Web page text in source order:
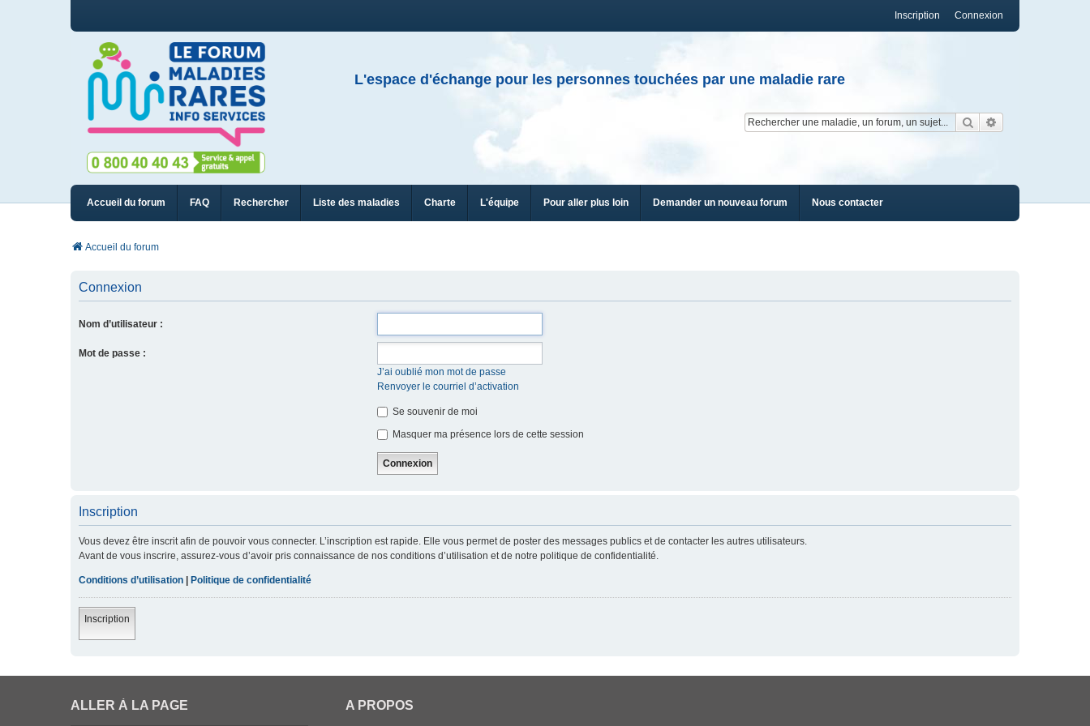
Connexion
Inscription
L'espace d'échange pour les personnes touchées par une maladie rare
Rechercher
Accueil du forum FAQ Rechercher Liste des maladies Charte L'équipe Pour aller plus loin Demander un nouveau forum Nous contacter
Accueil du forum
Connexion
Nom d’utilisateur :
Mot de passe :
J’ai oublié mon mot de passe
Renvoyer le courriel d’activation
Se souvenir de moi
Masquer ma présence lors de cette session
Inscription
Vous devez être inscrit afin de pouvoir vous connecter. L’inscription est rapide. Elle vous permet de poster des messages publics et de contacter les autres utilisateurs.
Avant de vous inscrire, assurez-vous d’avoir pris connaissance de nos conditions d’utilisation et de notre politique de confidentialité.
Conditions d’utilisation Politique de confidentialité
Inscription
ALLER À LA PAGE A PROPOS